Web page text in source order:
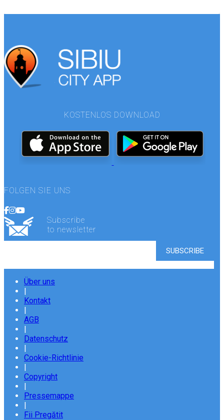
KOSTENLOS DOWNLOAD
FOLGEN SIE UNS
Subscribe
to newsletter
Über uns
|
Kontakt
|
AGB
|
Datenschutz
|
Cookie-Richtlinie
|
Copyright
|
Pressemappe
|
Fii Pregătit